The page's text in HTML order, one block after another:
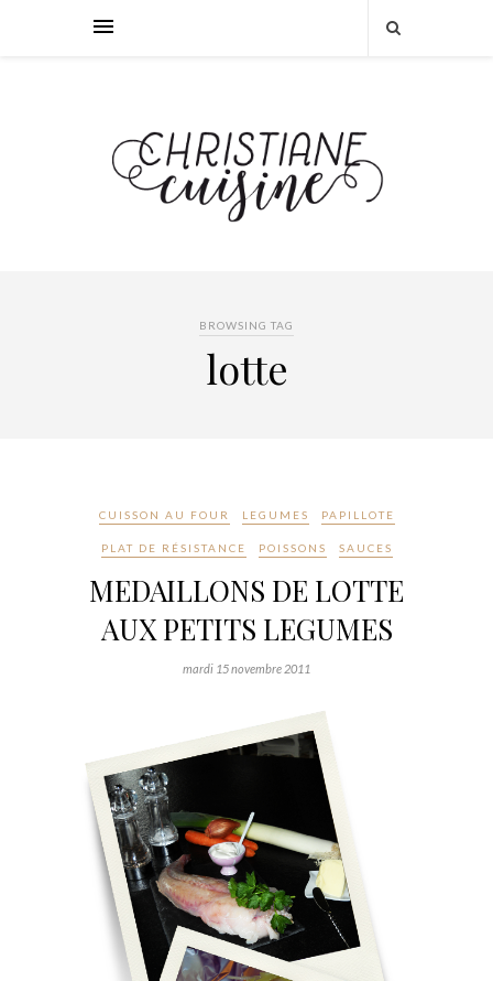
BROWSING TAG
lotte
CUISSON AU FOUR LEGUMES PAPILLOTE
PLAT DE RÉSISTANCE POISSONS SAUCES
MEDAILLONS DE LOTTE
AUX PETITS LEGUMES
mardi 15 novembre 2011